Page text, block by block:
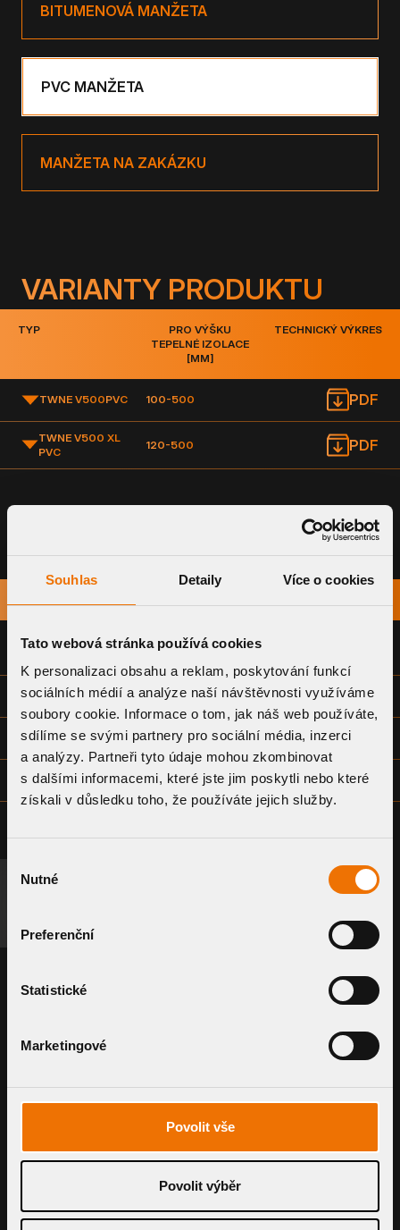
Souhlas Detaily Více o cookies
Tato webová stránka používá cookies
K personalizaci obsahu a reklam, poskytování funkcí
sociálních médií a analýze naší návštěvnosti využíváme
soubory cookie. Informace o tom, jak náš web používáte,
sdílíme se svými partnery pro sociální média, inzerci
a analýzy. Partneři tyto údaje mohou zkombinovat
s dalšími informacemi, které jste jim poskytli nebo které
získali v důsledku toho, že používáte jejich služby.
souhlasu
Nutné
Preferenční
Statistické
Marketingové
Povolit vše
Povolit výběr
BITUMENOVÁ MANŽETA
PVC MANŽETA
MANŽETA NA ZAKÁZKU
VARIANTY PRODUKTU
TYP
PRO VÝŠKU
TEPELNÉ IZOLACE
[MM]
TECHNICKÝ VÝKRES
TWNE V500PVC 100-500 PDF
TWNE V500 XL
PVC
120-500 PDF
TECHNICKÝ LIST
MONTÁŽNÍ NÁVOD
VÝKRESOVÁ DOKUMENTACE - SPOLEČNÁ (DWG)
Svislá střešní vpust s integrovanou